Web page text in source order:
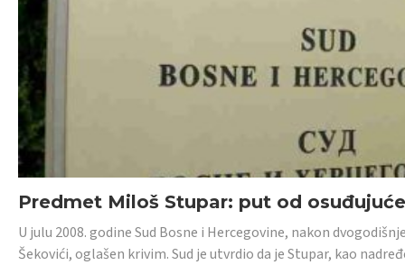
Predmet Miloš Stupar: put od
U julu 2008. godine Sud Bosne i Hercegovine, nakon
Šekovići, oglašen krivim. Sud je utvrdio da je Stupar, kao